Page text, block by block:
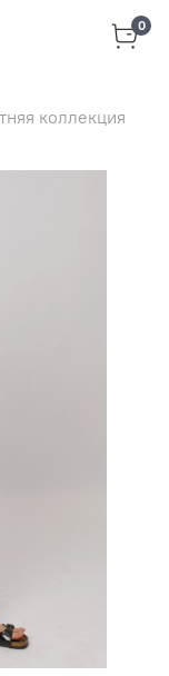
0
коллекция